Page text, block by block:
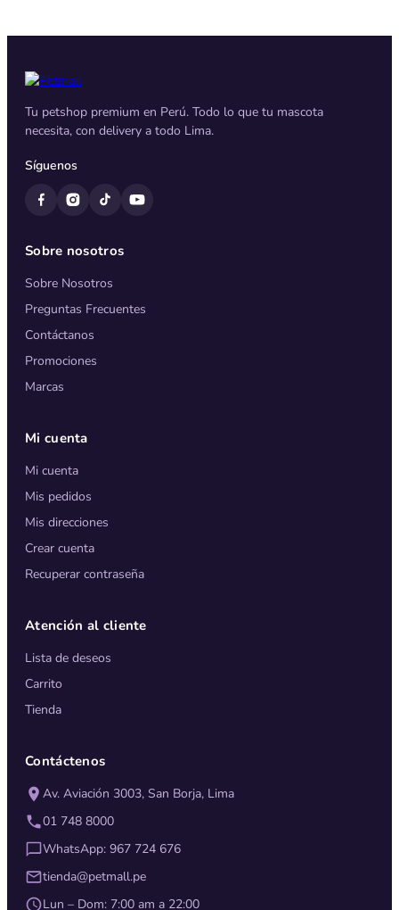
Tu petshop premium en Perú. Todo lo que tu mascota
necesita, con delivery a todo Lima.
Síguenos
Sobre nosotros
Sobre Nosotros
Preguntas Frecuentes
Contáctanos
Promociones
Marcas
Mi cuenta
Mi cuenta
Mis pedidos
Mis direcciones
Crear cuenta
Recuperar contraseña
Atención al cliente
Lista de deseos
Carrito
Tienda
Contáctenos
Av. Aviación 3003, San Borja, Lima
01 748 8000
WhatsApp: 967 724 676
tienda@petmall.pe
Lun – Dom: 7:00 am a 22:00